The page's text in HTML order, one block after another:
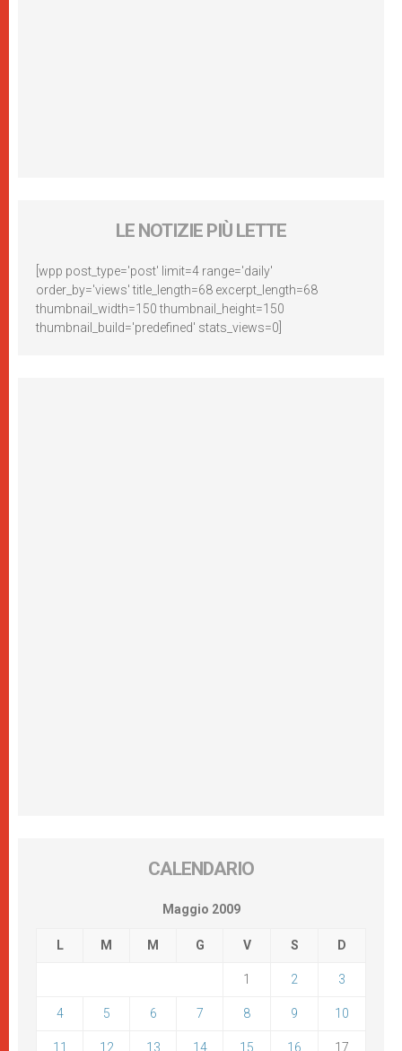
LE NOTIZIE PIÙ LETTE
[wpp post_type='post' limit=4 range='daily'
order_by='views' title_length=68 excerpt_length=68
thumbnail_width=150 thumbnail_height=150
thumbnail_build='predefined' stats_views=0]
CALENDARIO
Maggio 2009
L M M G V S D
1 2 3
4 5 6 7 8 9 10
11 12 13 14 15 16 17